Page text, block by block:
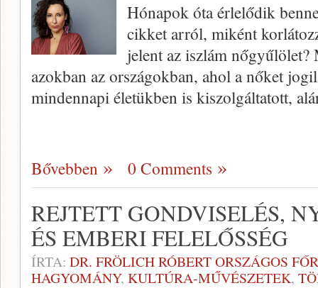
Hónapok óta érlelődik
cikket arról, miként
jelent az iszlám
azokban az országokban, ahol a nőket
mindennapi életükben is kiszolgáltatott,
Bővebben 0 Comments
REJTETT GONDVISELÉS,
ÉS EMBERI FELELŐSSÉG
ÍRTA: DR. FRÖLICH RÓBERT ORSZÁGOS
HAGYOMÁNY, KULTÚRA-MŰVÉSZETEK,